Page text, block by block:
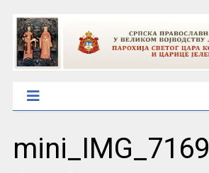
mini_IMG_7169